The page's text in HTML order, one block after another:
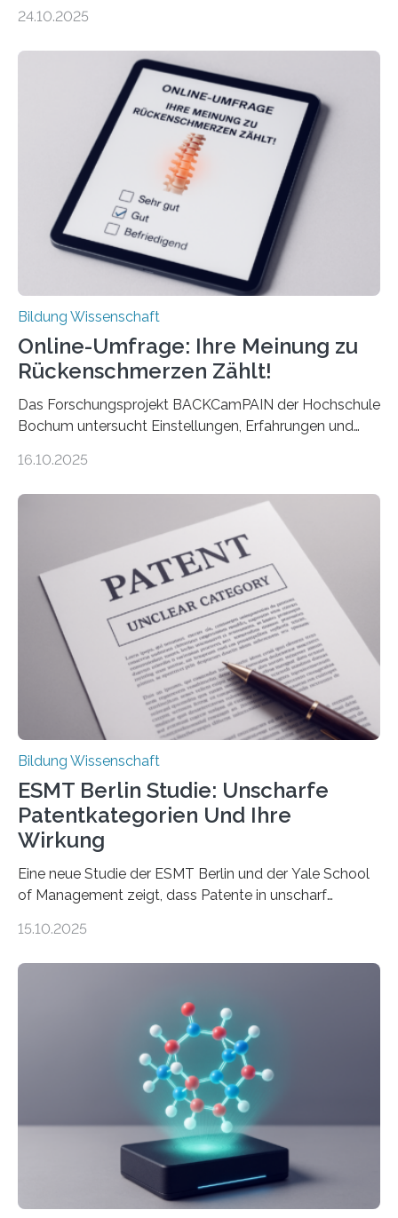
nach der Geburt durchschnittlich fast 30.000 Euro
langfristigen Auswirkungen auf Karriere und die spätere
Rente. Bisherige Schätzungen lagen bei rund 20.000
Euro und damit etwa 30 Prozent zu niedrig. Zu diesem
Ergebnis kommt eine neue Studie des ZEW Mannheim
mit der Universität Tilburg. „Werden Frauen unter 30
Jahren erstmals…
24.10.2025
Bildung Wissenschaft
Online-Umfrage: Ihre Meinung zu
Rückenschmerzen Zählt!
Das Forschungsprojekt BACKCamPAIN der Hochschule
Bochum untersucht Einstellungen, Erfahrungen und
gehören zu den häufigsten gesundheitlichen
Rückenschmerzen denken und welche Erfahrungen sie
damit gemacht haben, kann entscheidend
beeinflussen, wie Schmerzen verlaufen und welche
Therapien wirken. Diese individuellen Überzeugungen
stehen im Mittelpunkt einer aktuellen Studie der
Hochschule Bochum. Im Rahmen des
Promotionsprojekts „BACKCamPAIN“ führt die
Doktorandin Deborah Jost (Hochschule Bochum,
Promotionskolleg NRW) derzeit eine Online-Umfrage
durch. Ziel ist es, herauszufinden,…
16.10.2025
Bildung Wissenschaft
ESMT Berlin Studie: Unscharfe
Patentkategorien Und Ihre
Wirkung
Eine neue Studie der ESMT Berlin und der Yale School
of Management zeigt, dass Patente in unscharf
häufiger zu bahnbrechenden Innovationen führen und
Erfindungen entstehen besonders dann, wenn
Wissenskategorien verschwimmen. Das zeigt neue
Forschung von Gianluca Carnabuci, Professor of
Organizational Behavior an der ESMT Berlin, und
Balázs Kovács, Professor an der Yale School of
Management. Die Forscher kommen zu dem Schluss,
dass Patente…
15.10.2025